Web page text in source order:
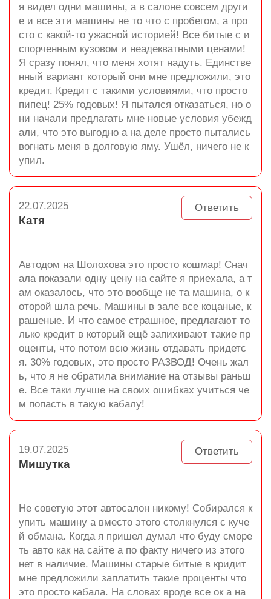
я видел одни машины, а в салоне совсем други
е и все эти машины не то что с пробегом, а про
сто с какой-то ужасной историей! Все битые с и
спорченным кузовом и неадекватными ценами!
Я сразу понял, что меня хотят надуть. Единстве
нный вариант который они мне предложили, это
кредит. Кредит с такими условиями, что просто
пипец! 25% годовых! Я пытался отказаться, но о
ни начали предлагать мне новые условия убежд
али, что это выгодно а на деле просто пытались
вогнать меня в долговую яму. Ушёл, ничего не к
упил.
Ответить
22.07.2025
Катя
Автодом на Шолохова это просто кошмар! Снач
ала показали одну цену на сайте я приехала, а т
ам оказалось, что это вообще не та машина, о к
оторой шла речь. Машины в зале все коцаные, к
рашеные. И что самое страшное, предлагают то
лько кредит в который ещё запихивают такие пр
оценты, что потом всю жизнь отдавать придетс
я. 30% годовых, это просто РАЗВОД! Очень жал
ь, что я не обратила внимание на отзывы раньш
е. Все таки лучше на своих ошибках учиться че
м попасть в такую кабалу!
Ответить
19.07.2025
Мишутка
Не советую этот автосалон никому! Собирался к
упить машину а вместо этого столкнулся с куче
й обмана. Когда я пришел думал что буду сморе
ть авто как на сайте а по факту ничего из этого
нет в наличие. Машины старые битые в кридит
мне предложили заплатить такие проценты что
это просто кабала. На словах вроде все ок а на